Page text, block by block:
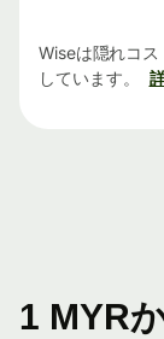
Wiseは隠れコ
しています。
1 MYR